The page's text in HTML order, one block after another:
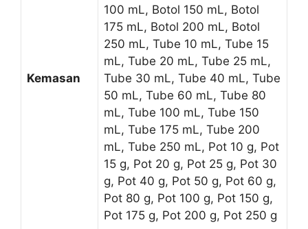
Kemasan
100 mL, Botol 150 mL, Botol
175 mL, Botol 200 mL, Botol
250 mL, Tube 10 mL, Tube 15
mL, Tube 20 mL, Tube 25 mL,
Tube 30 mL, Tube 40 mL, Tube
50 mL, Tube 60 mL, Tube 80
mL, Tube 100 mL, Tube 150
mL, Tube 175 mL, Tube 200
mL, Tube 250 mL, Pot 10 g, Pot
15 g, Pot 20 g, Pot 25 g, Pot 30
g, Pot 40 g, Pot 50 g, Pot 60 g,
Pot 80 g, Pot 100 g, Pot 150 g,
Pot 175 g, Pot 200 g, Pot 250 g